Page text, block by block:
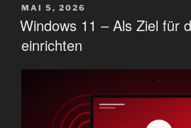
VERÖFFENTLICHT
AM
MAI 5, 2026
Windows 11 – Als Ziel für
einrichten